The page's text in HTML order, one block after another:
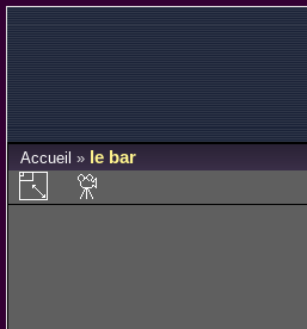
Accueil » le bar